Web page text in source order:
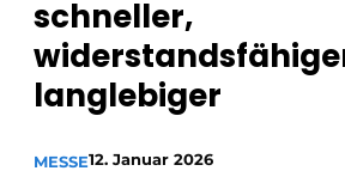
Einladung zu einem
Profil
Ein Stellenangebot
schneller,
langlebiger
MESSE12. Januar 2026